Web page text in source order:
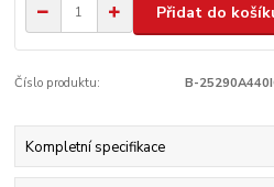
Přidat do
Číslo produktu: B-
Kompletní specifikace